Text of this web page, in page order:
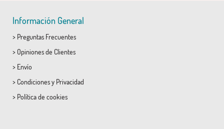
Información General
> Preguntas Frecuentes
> Opiniones de Clientes
> Envío
> Condicionesy Privacidad
> Política de cookies